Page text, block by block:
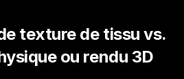
texture de tissu vs.
ou rendu 3D